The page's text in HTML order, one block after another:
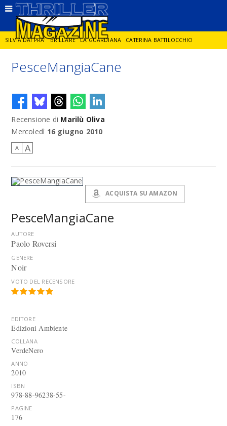
SILVIA DAI PRA' BRILLARE LA GUARDIANA CATERINA BATTILOCCHIO
JORGE DIAZ LA SPIA DELITTO IN CORNICE
DIEGO ZANDEL GLI ANNI DI PIETRA
PesceMangiaCane
Recensione di Marilù Oliva
Mercoledì 16 giugno 2010
A A
ACQUISTA SU AMAZON
PesceMangiaCane
AUTORE
Paolo Roversi
GENERE
Noir
VOTO DEL RECENSORE
EDITORE
Edizioni Ambiente
COLLANA
VerdeNero
ANNO
2010
ISBN
978-88-96238-55-
PAGINE
176